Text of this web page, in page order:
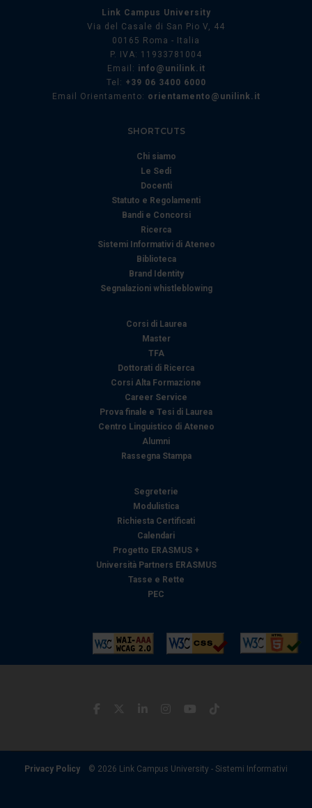
Link Campus University
Via del Casale di San Pio V, 44
00165 Roma - Italia
P. IVA: 11933781004
Email: info@unilink.it
Tel: +39 06 3400 6000
Email Orientamento: orientamento@unilink.it
SHORTCUTS
Chi siamo
Le Sedi
Docenti
Statuto e Regolamenti
Bandi e Concorsi
Ricerca
Sistemi Informativi di Ateneo
Biblioteca
Brand Identity
Segnalazioni whistleblowing
Corsi di Laurea
Master
TFA
Dottorati di Ricerca
Corsi Alta Formazione
Career Service
Prova finale e Tesi di Laurea
Centro Linguistico di Ateneo
Alumni
Rassegna Stampa
Segreterie
Modulistica
Richiesta Certificati
Calendari
Progetto ERASMUS +
Università Partners ERASMUS
Tasse e Rette
PEC
Privacy Policy © 2026 Link Campus University - Sistemi Informativi